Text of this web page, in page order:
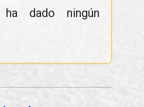
dado ningún